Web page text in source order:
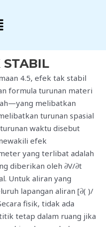
STABIL
4.5, efek tak stabil
formula turunan materi
melibatkan
turunan spasial
turunan waktu disebut
efek
yang terlibat adalah
diberikan oleh 𝜕V/𝜕t
Untuk aliran yang
lapangan aliran [𝜕( )/
fisik, tidak ada
tetap dalam ruang jika